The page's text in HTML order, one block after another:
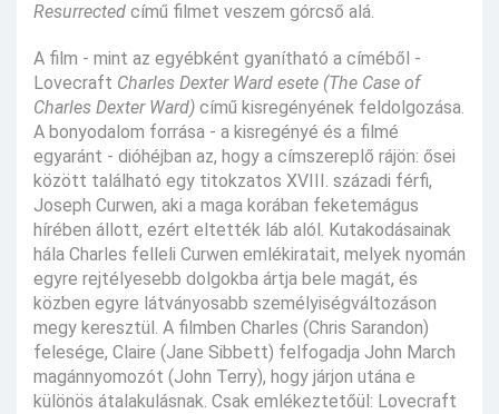
Resurrected című filmet veszem górcső alá.
A film - mint az egyébként gyanítható a címéből -
Lovecraft Charles Dexter Ward esete (The Case of
Charles Dexter Ward) című kisregényének feldolgozása.
A bonyodalom forrása - a kisregényé és a filmé
egyaránt - dióhéjban az, hogy a címszereplő rájön: ősei
között található egy titokzatos XVIII. századi férfi,
Joseph Curwen, aki a maga korában feketemágus
hírében állott, ezért eltették láb alól. Kutakodásainak
hála Charles felleli Curwen emlékiratait, melyek nyomán
egyre rejtélyesebb dolgokba ártja bele magát, és
közben egyre látványosabb személyiségváltozáson
megy keresztül. A filmben Charles (Chris Sarandon)
felesége, Claire (Jane Sibbett) felfogadja John March
magánnyomozót (John Terry), hogy járjon utána e
különös átalakulásnak. Csak emlékeztetőül: Lovecraft